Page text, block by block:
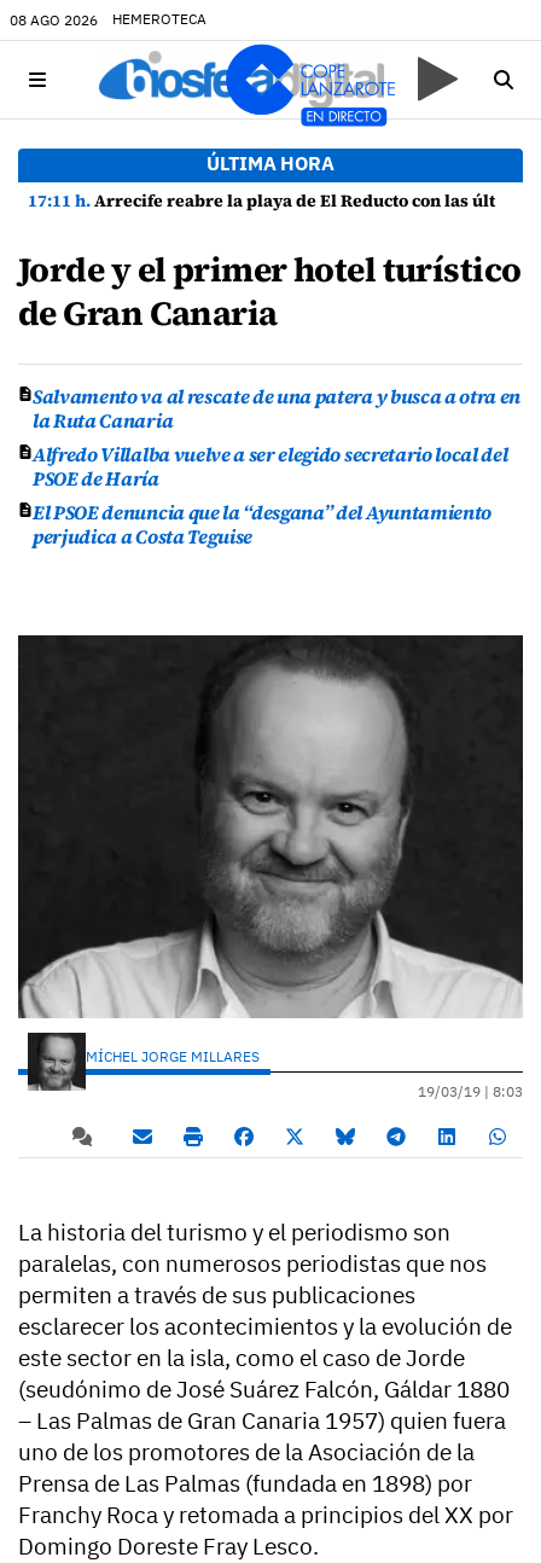
08 AGO 2026 HEMEROTECA
ÚLTIMA HORA
17:11 h.Arrecife reabre la playa de El Reducto con las últimas analíticas mostrando "una buena calidad de las aguas para el baño"
Jorde y el primer hotel turístico
de Gran Canaria
Salvamento va al rescate de una patera y busca a otra en
la Ruta Canaria
Alfredo Villalba vuelve a ser elegido secretario local del
PSOE de Haría
El PSOE denuncia que la “desgana” del Ayuntamiento
perjudica a Costa Teguise
MÍCHEL JORGE MILLARES
19/03/19 | 8:03
La historia del turismo y el periodismo son
paralelas, con numerosos periodistas que nos
permiten a través de sus publicaciones
esclarecer los acontecimientos y la evolución de
este sector en la isla, como el caso de Jorde
(seudónimo de José Suárez Falcón, Gáldar 1880
– Las Palmas de Gran Canaria 1957) quien fuera
uno de los promotores de la Asociación de la
Prensa de Las Palmas (fundada en 1898) por
Franchy Roca y retomada a principios del XX por
Domingo Doreste Fray Lesco.